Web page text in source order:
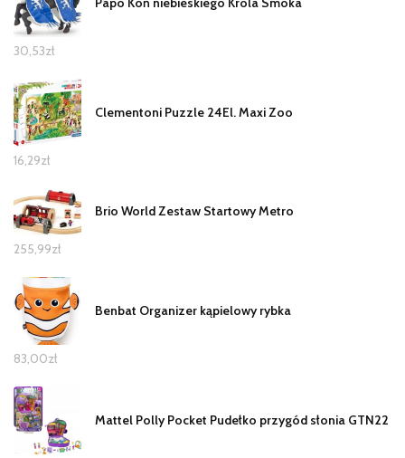
30,53zł
Clementoni Puzzle 24El. Maxi Zoo
16,29zł
Brio World Zestaw Startowy Metro
255,99zł
Benbat Organizer kąpielowy rybka
83,00zł
Mattel Polly Pocket Pudełko przygód słonia GTN22